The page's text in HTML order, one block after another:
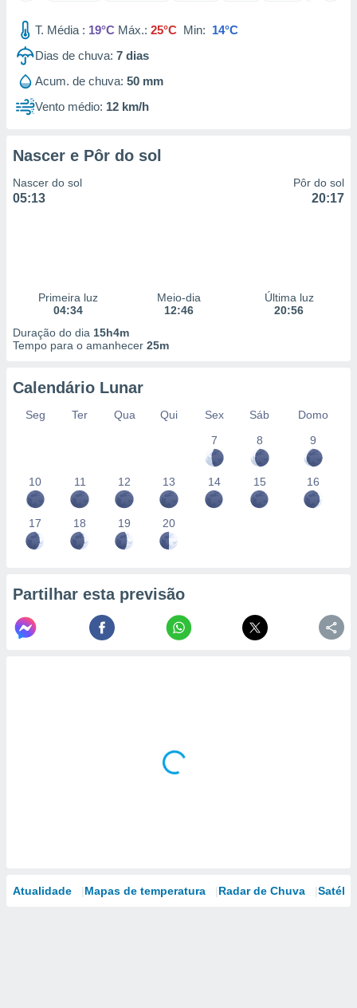
utilizar
criar
medir
da
medir o
fontes,
e melhorar
dados
estudos
T. Média : 19°C Máx.: 25°C Min: 14°C
Dias de chuva: 7 dias
Acum. de chuva: 50 mm
Vento médio: 12 km/h
Nascer e Pôr do sol
Nascer do sol
05:13
Pôr do sol
20:17
Primeira luz
04:34
Meio-dia
12:46
Última luz
20:56
Duração do dia 15h4m
Tempo para o amanhecer 25m
Calendário Lunar
Seg Ter Qua Qui Sex Sáb
Domo
7
8 9
10 11 12 13 14 15 16
17 18 19 20
Partilhar esta previsão
Atualidade Mapas de temperatura Radar de Chuva